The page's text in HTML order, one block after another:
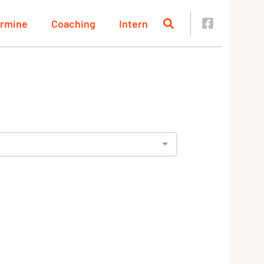
Coaching Intern